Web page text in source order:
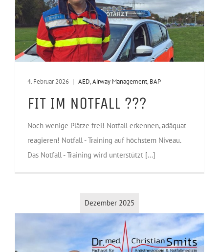
4. Februar 2026 | AED,Airway Management, BAP
FIT IM NOTFALL ???
Noch wenige Plätze frei! Notfall erkennen, adäquat
reagieren! Notfall - Training auf höchstem Niveau.
Das Notfall - Training wird unterstützt [...]
Dezember 2025